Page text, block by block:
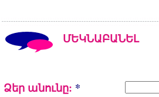
ՄԵԿՆԱԲԱՆԵԼ
Ձեր անունը: *